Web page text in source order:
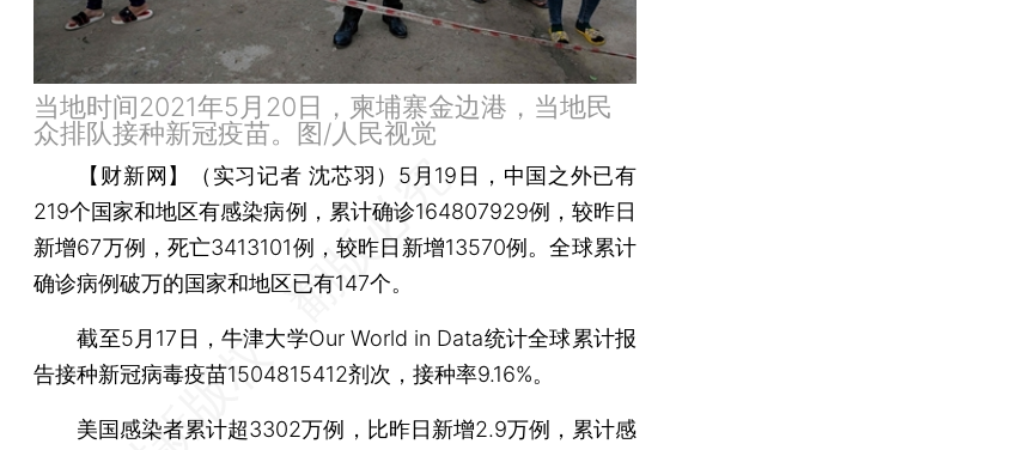
当地时间2021年5月20日，柬埔寨金边港，当地民
众排队接种新冠疫苗。图/人民视觉
【财新网】（实习记者 沈芯羽） 5月19日，中国之外已有
219个国家和地区有感染病例，累计确诊164807929例，较昨日
新增67万例，死亡3413101例，较昨日新增13570例。全球累计
确诊病例破万的国家和地区已有147个。
截至5月17日，牛津大学Our World in Data统计全球累计报
告接种新冠病毒疫苗1504815412剂次，接种率9.16%。
美国感染者累计超3302万例，比昨日新增2.9万例，累计感